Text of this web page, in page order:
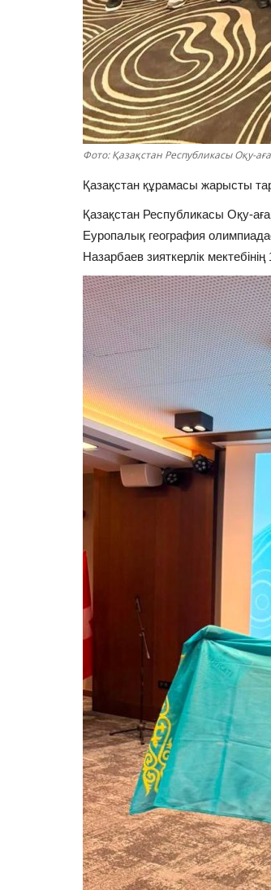
Фото: Қазақстан Республикасы Оқу-
Қазақстан құрамасы жарысты
Қазақстан Республикасы Оқу-
Еуропалық география
Назарбаев зияткерлік
Туризм